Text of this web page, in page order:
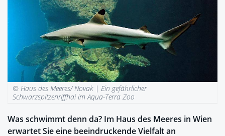
© Haus des Meeres/ Novak | Ein gefährlicher
Schwarzspitzenriffhai im Aqua-Terra Zoo
Was schwimmt denn da? Im Haus des Meeres in Wien
erwartet Sie eine beeindruckende Vielfalt an